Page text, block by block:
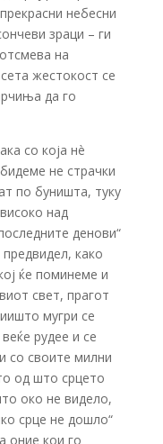
небесни
зраци – ги
на
жестокост се
да го
со која нè
не страчки
по буништа, туку
над
денови“
како
ќе поминеме и
свет, прагот
мугри се
рудее и се
со своите милни
од што срцето
око не видело,
срце не дошло“
оние кои го